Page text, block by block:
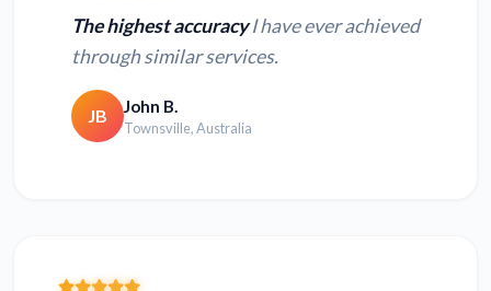
The highest accuracyI have ever achieved
through similar services.
JB John B.
Townsville, Australia